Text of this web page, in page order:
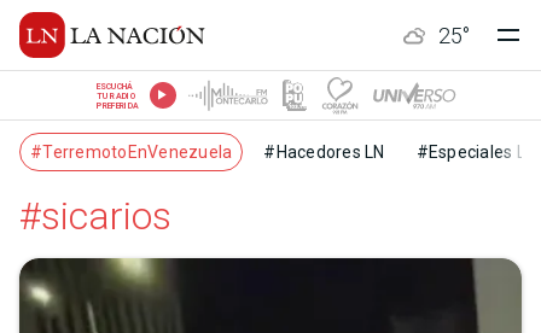
25°
ESCUCHÁ
TU RADIO
PREFERIDA
#TerremotoEnVenezuela #Hacedores LN #Especiales LN
#sicarios